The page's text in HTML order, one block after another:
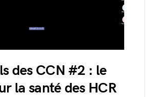
des CCN #2 : le
la santé des HCR